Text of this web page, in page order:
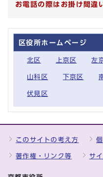
お電話の際はお掛け間違
区役所ホームページ
北区 上京区 左
山科区 下京区
伏見区
このサイトの考え方
著作権・リンク等 サ